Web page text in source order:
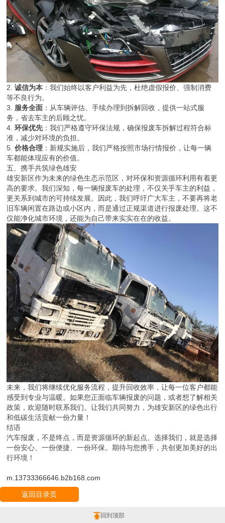
2.诚信为本 ：我们始终以客户利益为先，杜绝虚假报价、强制消费
等不良行为。
3. 服务全面 ：从车辆评估、手续办理到拆解回收，提供一站式服
务，省去车主的后顾之忧。
4.环保优先 ：我们严格遵守环保法规，确保报废车拆解过程符合标
准，减少对环境的负担。
5.价格合理 ：新规实施后，我们严格按照市场行情报价，让每一辆
车都能体现应有的价值。
五、携手共筑绿色雄安
雄安新区作为未来的绿色生态示范区，对环保和资源循环利用有着更
高的要求。我们深知，每一辆报废车的处理，不仅关乎车主的利益，
更关系到城市的可持续发展。因此，我们呼吁广大车主，不要再将老
旧车辆闲置在路边或小区内，而是通过正规渠道进行报废处理。这不
仅能净化城市环境，还能为自己带来实实在在的收益。
未来，我们将继续优化服务流程，提升回收效率，让每一位客户都能
感受到专业与温暖。如果您正面临车辆报废的问题，或者想了解相关
政策，欢迎随时联系我们。让我们共同努力，为雄安新区的绿色出行
和低碳生活贡献一份力量！
结语
汽车报废，不是终点，而是资源循环的新起点。选择我们，就是选择
一份安心、一份便捷、一份环保。期待与您携手，共创更加美好的出
行环境！
m.13733366646.b2b168.com
返回目录页
回到顶部